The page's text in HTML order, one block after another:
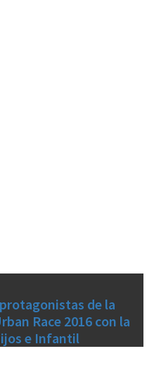
de la
Race 2016 con la
e Infantil